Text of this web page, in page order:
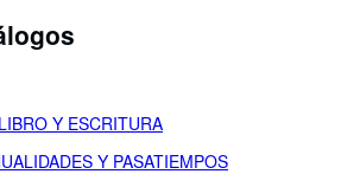
Y ESCRITURA
Y PASATIEMPOS